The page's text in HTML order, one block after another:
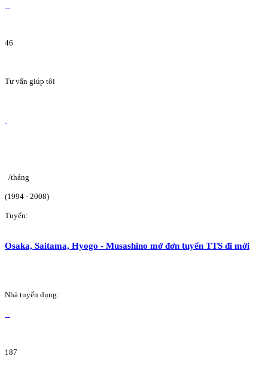
46
Tư vấn giúp tôi
/tháng
(1994 - 2008)
Tuyển:
Osaka, Saitama, Hyogo - Musashino mở đơn tuyển TTS đi mới
Nhà tuyển dụng:
187